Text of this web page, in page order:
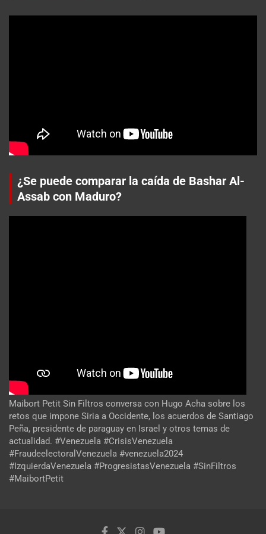
¿Se puede comparar la caída de Bashar Al-
Assab con Maduro?
Maibort Petit Sin Filtros conversa con Hugo Acha sobre los
retos que impone Siria a Occidente, los acuerdos de Santiago
Peña, presidente de paraguay en Israel y otros temas de
actualidad. #Venezuela #CrisisVenezuela
#FraudeelectoralVenezuela #venezuela2024
#IzquierdaVenezuela #ProgresistasVenezuela #SinFiltros
#MaibortPetit